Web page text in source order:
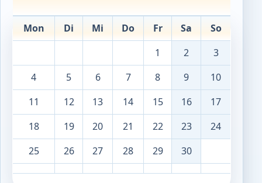
Mon Di Mi Do Fr Sa
So
1
2
3
4
5 6 7 8 9
10
11
12 13 14 15 16
17
18
19 20 21 22 23
24
25
26 27 28 29 30